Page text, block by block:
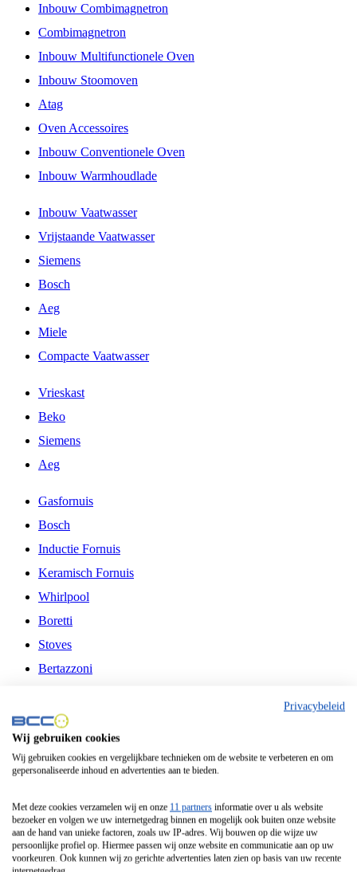
Inbouw Combimagnetron
Combimagnetron
Inbouw Multifunctionele Oven
Inbouw Stoomoven
Atag
Oven Accessoires
Inbouw Conventionele Oven
Inbouw Warmhoudlade
Inbouw Vaatwasser
Vrijstaande Vaatwasser
Siemens
Bosch
Aeg
Miele
Compacte Vaatwasser
Vrieskast
Beko
Siemens
Aeg
Gasfornuis
Bosch
Inductie Fornuis
Keramisch Fornuis
Whirlpool
Boretti
Stoves
Bertazzoni
Fitelli
Airfryer
Frituurpan
Contactgrill
Broodbakmachine
Broodrooster
Privacybeleid
Wij gebruiken cookies
Wij gebruiken cookies en vergelijkbare technieken om de website te verbeteren en om
gepersonaliseerde inhoud en advertenties aan te bieden.
Met deze cookies verzamelen wij en onze 11 partners informatie over u als website
bezoeker en volgen we uw internetgedrag binnen en mogelijk ook buiten onze website
aan de hand van unieke factoren, zoals uw IP-adres. Wij bouwen op die wijze uw
persoonlijke profiel op. Hiermee passen wij onze website en communicatie aan op uw
voorkeuren. Ook kunnen wij zo gerichte advertenties laten zien op basis van uw recente